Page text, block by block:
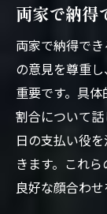
両家で納得
両家で納得で
の意見を尊重
重要です。具
割合について
日の支払い役
きます。これ
良好な顔合わせ